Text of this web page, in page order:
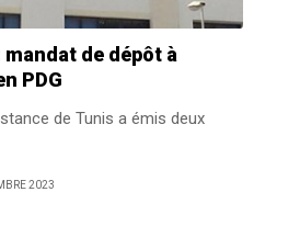
de dépôt à
PDG
de Tunis a émis deux
2023